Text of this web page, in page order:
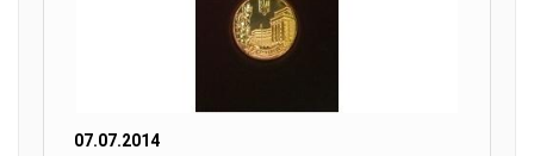
07.07.2014